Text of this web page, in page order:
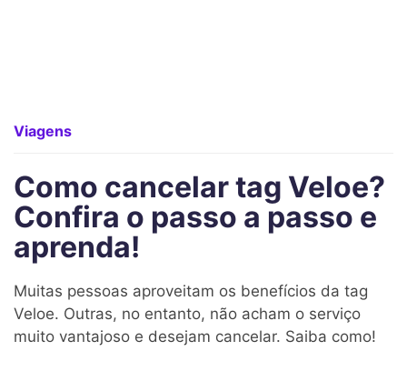
Viagens
Como cancelar tag Veloe?
Confira o passo a passo e
aprenda!
Muitas pessoas aproveitam os benefícios da tag
Veloe. Outras, no entanto, não acham o serviço
muito vantajoso e desejam cancelar. Saiba como!